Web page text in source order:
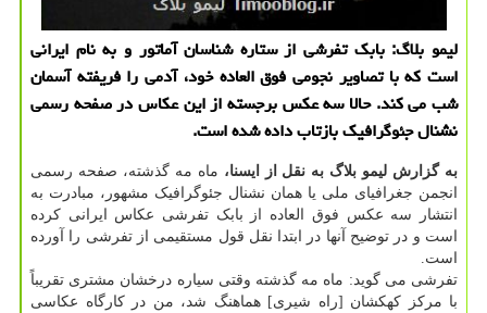
لیمو بلاگ: بابك تفرشی از ستاره شناسان آماتور و به نام ایرانی
است كه با تصاویر نجومی فوق العاده خود، آدمی را فریفته آسمان
شب می كند. حالا سه عكس برجسته از این عكاس در صفحه رسمی
نشنال جئوگرافیك بازتاب داده شده است.
به گزارش لیمو بلاگ به نقل از ایسنا، ماه مه گذشته، صفحه رسمی
انجمن جغرافیای ملی یا همان نشنال جئوگرافیک مشهور، مبادرت به
انتشار سه عکس فوق العاده از بابک تفرشی عکاس ایرانی کرده
است و در توضیح آنها در ابتدا نقل قول مستقیمی از تفرشی را آورده
است.
تفرشی می گوید: ماه مه گذشته وقتی سیاره درخشان مشتری تقریباً
با مرکز کهکشان [راه شیری] هماهنگ شد، من در کارگاه عکاسی